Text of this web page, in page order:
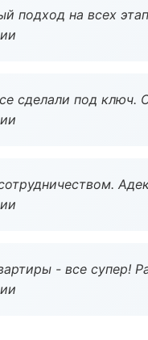
подход на всех
сделали под ключ.
- все супер!